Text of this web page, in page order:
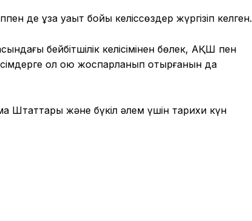
де ұзақ уақыт бойы келіссөздер жүргізіп келген.
бейбітшілік келісімінен бөлек, АҚШ пен
қол қою жоспарланып отырғанын да
Штаттары және бүкіл әлем үшін тарихи күн